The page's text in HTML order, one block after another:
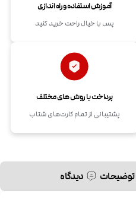
آموزش استفاده و راه اندازی
پس با خیال راحت خرید کنید
پرداخت با روش های مختلف
پشتیبانی از تمام کارت‌های شتاب
توضیحات دیدگاه